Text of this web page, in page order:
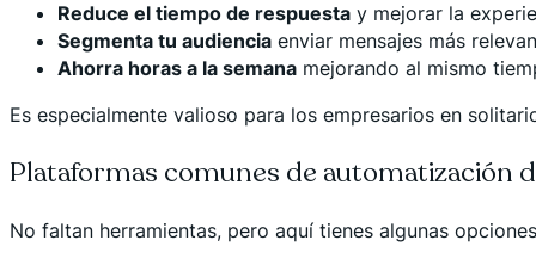
Reduce el tiempo de respuesta y mejorar la
Segmenta tu audiencia enviar mensajes más
Ahorra horas a la semana mejorando al mismo
Es especialmente valioso para los empresarios en
Plataformas comunes de automatización
No faltan herramientas, pero aquí tienes algunas